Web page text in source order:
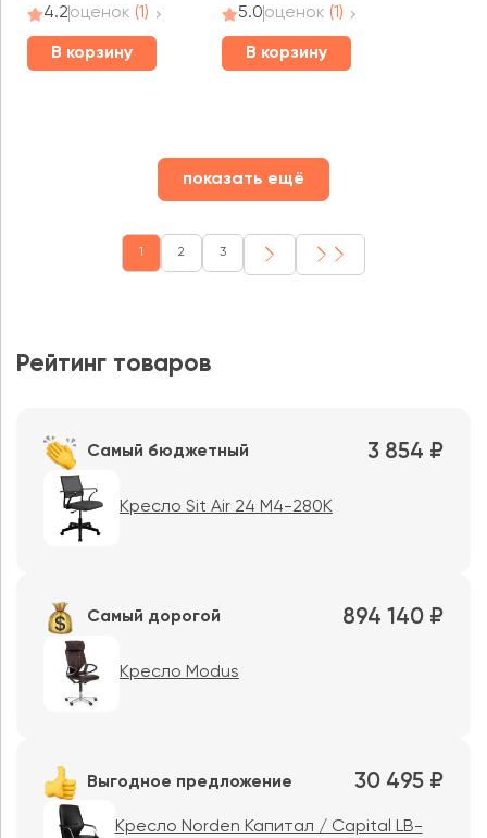
4.2оценок (1)
В корзину
5.0оценок (1)
В корзину
показать ещё
1 2 3
Рейтинг товаров
Самый бюджетный 3 854 ₽
Кресло Sit Air 24 M4-280K
Самый дорогой 894 140 ₽
Кресло Modus
Выгодное предложение 30 495 ₽
Кресло Norden Капитал / Capital LB-